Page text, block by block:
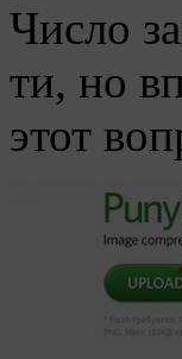
Число
ти, но
этот